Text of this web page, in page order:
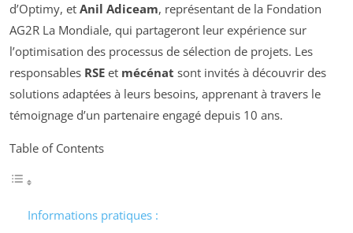
d’Optimy, et Anil Adiceam, représentant de la Fondation
AG2R La Mondiale, qui partageront leur expérience sur
l’optimisation des processus de sélection de projets. Les
responsables RSE et mécénat sont invités à découvrir des
solutions adaptées à leurs besoins, apprenant à travers le
témoignage d’un partenaire engagé depuis 10 ans.
Table of Contents
Informations pratiques :